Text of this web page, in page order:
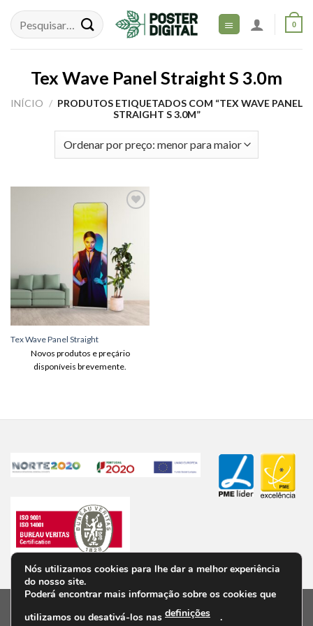
content
0
Tex Wave Panel Straight S 3.0m
INÍCIO / PRODUTOS ETIQUETADOS COM “TEX WAVE PANEL
STRAIGHT S 3.0M”
Tex Wave Panel Straight
Novos produtos e preçário
disponíveis brevemente.
Nós utilizamos cookies para lhe dar a melhor experiência
do nosso site.
Poderá encontrar mais informação sobre os cookies que
utilizamos ou desativá-los nas definições .